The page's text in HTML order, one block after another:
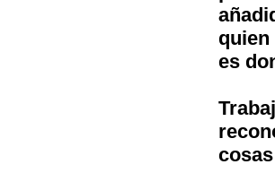
es